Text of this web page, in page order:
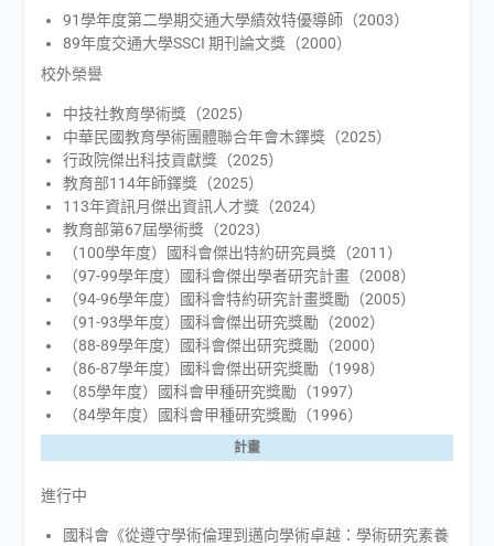
91學年度第二學期交通大學績效特優導師（2003）
89年度交通大學SSCI 期刊論文獎（2000）
校外榮譽
中技社教育學術獎（2025）
中華民國教育學術團體聯合年會木鐸獎（2025）
行政院傑出科技貢獻獎（2025）
教育部114年師鐸獎（2025）
113年資訊月傑出資訊人才獎（2024）
教育部第67屆學術獎（2023）
（100學年度）國科會傑出特約研究員獎（2011）
（97-99學年度）國科會傑出學者研究計畫（2008）
（94-96學年度）國科會特約研究計畫獎勵（2005）
（91-93學年度）國科會傑出研究獎勵（2002）
（88-89學年度）國科會傑出研究獎勵（2000）
（86-87學年度）國科會傑出研究獎勵（1998）
（85學年度）國科會甲種研究獎勵（1997）
（84學年度）國科會甲種研究獎勵（1996）
計畫
進行中
國科會《從遵守學術倫理到邁向學術卓越：學術研究素養